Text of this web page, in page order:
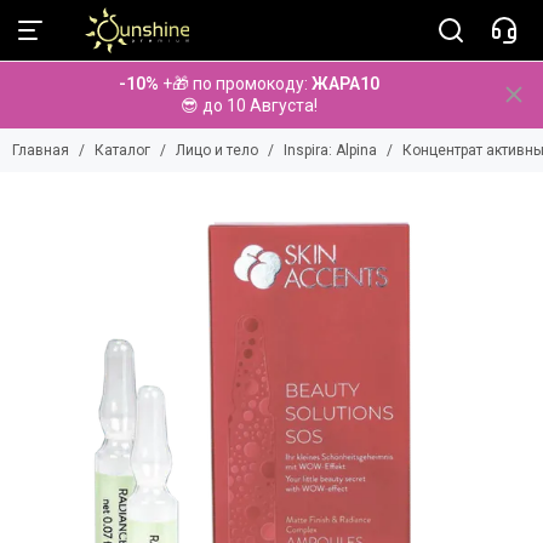
Лицо и тело
Смотреть все бренды
Aminu
Anna Lotan
Dermatime
Diego dalla Palma
Dr. Baumann
-10% +🎁 по промокоду: ЖАРА10
😎 до 10 Августа!
Главная Каталог Лицо и тело Inspira: Alpina Концентрат